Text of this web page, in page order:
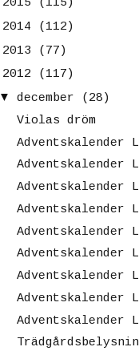
2015
(115)
2014
(112)
2013
(77)
2012
(117)
▼
december
(28)
Violas dröm
Adventskalender
Adventskalender
Adventskalender
Adventskalender
Adventskalender
Adventskalender
Adventskalender
Adventskalender
Adventskalender